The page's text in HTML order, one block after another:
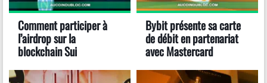
Comment participer à
l’airdrop sur la
blockchain Sui
Bybit présente sa carte
de débit en partenariat
avec Mastercard